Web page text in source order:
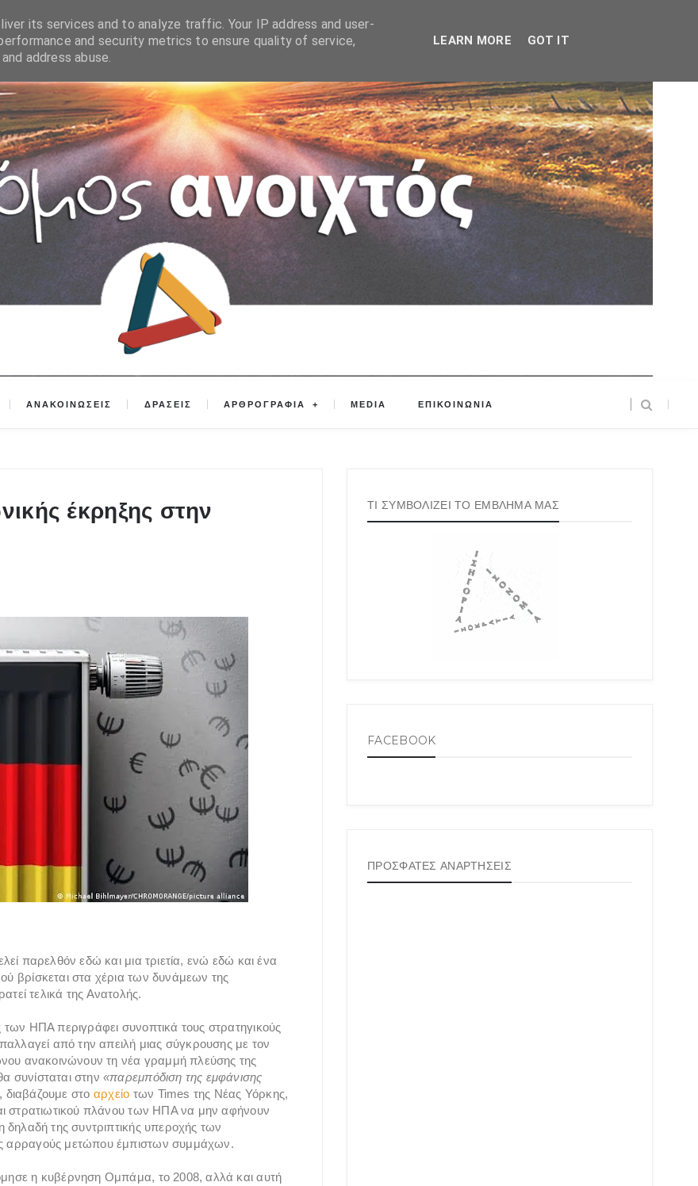
ΑΝΑΚΟΙΝΩΣΕΙΣ ΔΡΑΣΕΙΣ ΑΡΘΡΟΓΡΑΦΙΑ MEDIA ΕΠΙΚΟΙΝΩΝΙΑ
έκρηξης στην
παρελθόν εδώ και μια τριετία, ενώ εδώ και ένα
βρίσκεται στα χέρια των δυνάμεων της
τελικά της Ανατολής.
ΗΠΑ περιγράφει συνοπτικά τους στρατηγικούς
από την απειλή μιας σύγκρουσης με τον
ανακοινώνουν τη νέα γραμμή πλεύσης της
συνίσταται στην«παρεμπόδιση της εμφάνισης
, διαβάζουμε στο αρχείο των Times της Νέας Υόρκης,
στρατιωτικού πλάνου των ΗΠΑ να μην αφήνουν
δηλαδή της συντριπτικής υπεροχής των
αρραγούς μετώπου έμπιστων συμμάχων.
η κυβέρνηση Ομπάμα, το 2008, αλλά και αυτή
ΤΙ ΣΥΜΒΟΛΙΖΕΙ ΤΟ ΕΜΒΛΗΜΑ ΜΑΣ
FACEBOOK
ΠΡΟΣΦΑΤΕΣ ΑΝΑΡΤΗΣΕΙΣ
its services and to analyze traffic. Your IP address and user-
and security metrics to ensure quality of service,
address abuse.
LEARN MORE GOT IT